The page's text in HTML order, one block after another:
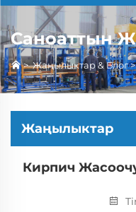
Саноаттын
>Жаңылыктар & Блог
Жаңылыктар
Кирпич